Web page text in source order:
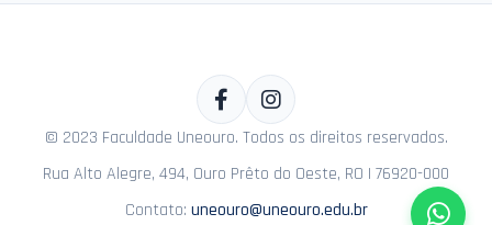
© 2023 Faculdade Uneouro. Todos os direitos reservados.
Rua Alto Alegre, 494, Ouro Prêto do Oeste, RO | 76920-000
Contato: uneouro@uneouro.edu.br